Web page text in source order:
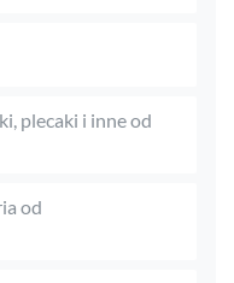
plecaki i inne od
od